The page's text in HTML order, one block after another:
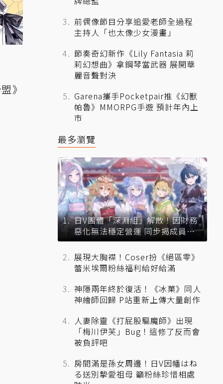
》
前偶像節目分享追愛老師全過程
主持人「也太像少女漫畫」
節奏奇幻新作《Lily Fantasia 莉
莉幻想曲》拿鋼琴當武器 展開華
麗音聲對決
Garena攜手Pocketpair推《幻獸
帕魯》MMORPG手遊 預計年內上
市
最多瀏覽
日V團體「深淵組」解散！因財務
惡化無法穩定營運 同步揭成員未
來去向
展現大胸襟！Coser扮《絕區零》
蕾米埃爾粉絲福利給好給滿
神隱兩年終於復活！《冰菓》同人
神繪師回歸 P站重新上傳大量創作
人妻除靈《打屁股驅魔師》出現
「梅川伊芙」Bug！這修了反而會
被負評吧
房間滿是孫女周邊！日V因幡はね
る送別摯愛祖母 籲粉絲珍惜相處